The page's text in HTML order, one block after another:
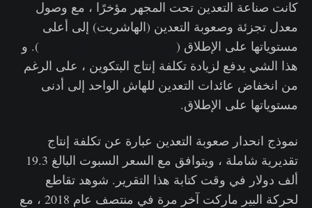
كانت صناعة التعدين تحت المجهر مؤخرًا ، مع وصول
معدل تجزئة وصعوبة التعدين (الهاشريت) إلى أعلى
مستوياتها على الإطلاق (
). و
هذا الشي يدفع لزيادة تكلفة إنتاج البتكوين ، على الرغم
من انخفاض عائدات التعدين للهاش الواحد إلى أدنى
مستوياتها على الإطلاق.
نموذج انحدار صعوبة التعدين عبارة عن تكلفة إنتاج
تقديرية شاملة ، ويتوافق مع السعر السبوت البالغ 19.3
ألف دولار في وقت كتابة هذا التقرير. شوهد تقاطع
لحركة البير ماركت آخر مرة في منتصف عام 2018 ، مع